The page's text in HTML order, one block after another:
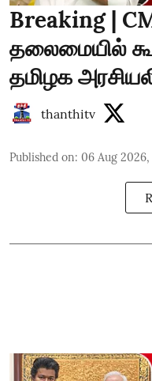
Breaking |
தலைமையில்
தமிழக
thanthitv
Published on: 06 Aug 2026,